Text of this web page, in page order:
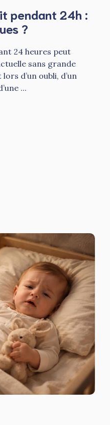
pendant 24h :
?
24 heures peut
sans grande
d’un oubli, d’un
...